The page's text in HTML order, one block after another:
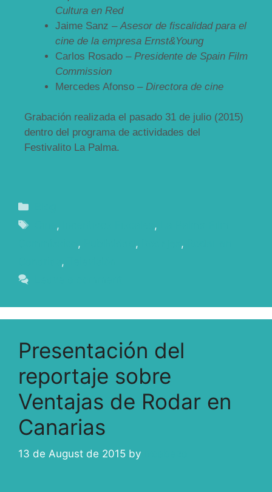
Cultura en Red
Jaime Sanz – Asesor de fiscalidad para el
cine de la empresa Ernst&Young
Carlos Rosado – Presidente de Spain Film
Commission
Mercedes Afonso –Directora de cine
Grabación realizada el pasado 31 de julio (2015)
dentro del programa de actividades del
Festivalito La Palma.
, ,
, , ,
,
Presentación del
reportaje sobre
Ventajas de Rodar en
Canarias
13 de August de 2015 by